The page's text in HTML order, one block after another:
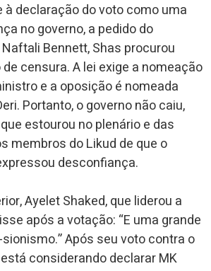
declaração do voto como uma
no governo, a pedido do
Bennett, Shas procurou
censura. A lei exige a nomeação
e a oposição é nomeada
Portanto, o governo não caiu,
estourou no plenário e das
membros do Likud de que o
desconfiança.
Ayelet Shaked, que liderou a
após a votação: “E uma grande
Após seu voto contra o
considerando declarar MK